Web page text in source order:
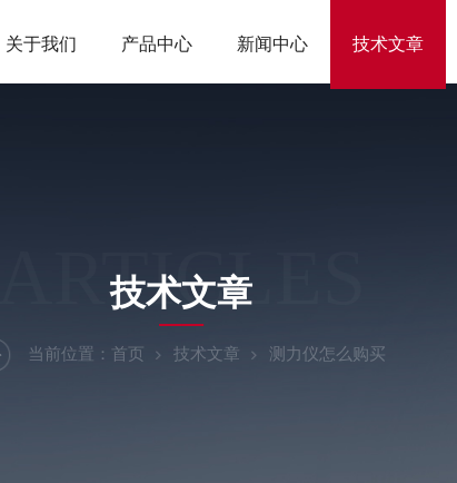
关于我们 产品中心 新闻中心 技术文章
ARTICLES
技术文章
当前位置： 首页 技术文章 测力仪怎么购买